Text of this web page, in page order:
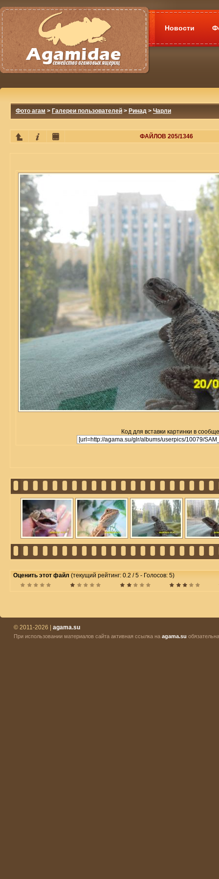
Новости
Фото агам > Галереи пользователей > Ринад > Чарли
ФАЙЛОВ 205/1346
Код для вставки картинки в
Оценить этот файл (текущий рейтинг: 0.2 / 5 - Голосов: 5)
© 2011-2026 | agama.su
При использовании материалов сайта активная ссылка на agama.su